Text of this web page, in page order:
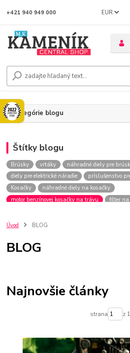
EUR
+421 940 949 000
Kategórie blogu
Štítky blogu
Brúsky vrtáky náhradné diely pre
diely pre elektrické náradie
príslušenstvo
Kosačky
náhradné diely na kosačky
motor benzínovej kosačky na trávu
filter na
Umývačka riadu
Úvod BLOG
BLOG
Najnovšie články
strana z 1